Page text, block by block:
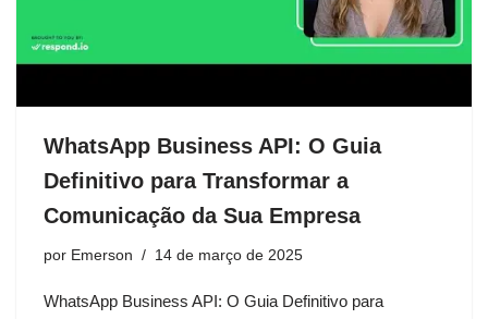
WhatsApp Business API: O Guia
Definitivo para Transformar a
Comunicação da Sua Empresa
por Emerson 14 de março de 2025
WhatsApp Business API: O Guia Definitivo para